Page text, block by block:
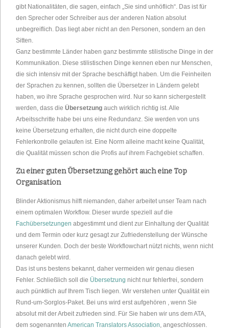
gibt Nationalitäten, die sagen, einfach „Sie sind unhöflich“. Das ist für
den Sprecher oder Schreiber aus der anderen Nation absolut
unbegreiflich. Das liegt aber nicht an den Personen, sondern an den
Sitten.
Ganz bestimmte Länder haben ganz bestimmte stilistische Dinge in der
Kommunikation. Diese stilistischen Dinge kennen eben nur Menschen,
die sich intensiv mit der Sprache beschäftigt haben. Um die Feinheiten
der Sprachen zu kennen, sollten die Übersetzer in Ländern gelebt
haben, wo ihre Sprache gesprochen wird. Nur so kann sichergestellt
werden, dass die Übersetzung auch wirklich richtig ist. Alle
Arbeitsschritte habe bei uns eine Redundanz. Sie werden von uns
keine Übersetzung erhalten, die nicht durch eine doppelte
Fehlerkontrolle gelaufen ist. Eine Norm alleine macht keine Qualität,
die Qualität müssen schon die Profis auf ihrem Fachgebiet schaffen.
Zu einer guten Übersetzung gehört auch eine Top
Organisation
Blinder Aktionismus hilft niemanden, daher arbeitet unser Team nach
einem optimalen Workflow. Dieser wurde speziell auf die
Fachübersetzungen abgestimmt und dient zur Einhaltung der Qualität
und dem Termin oder kurz gesagt zur Zufriedenstellung der Wünsche
unserer Kunden. Doch der beste Workflowchart nützt nichts, wenn nicht
danach gelebt wird.
Das ist uns bestens bekannt, daher vermeiden wir genau diesen
Fehler. Schließlich soll die Übersetzung nicht nur fehlerfrei, sondern
auch pünktlich auf Ihrem Tisch liegen. Wir verstehen unter Qualität ein
Rund-um-Sorglos-Paket. Bei uns wird erst aufgehören , wenn Sie
absolut mit der Arbeit zufrieden sind. Für Sie haben wir uns dem ATA,
dem sogenannten American Translators Association, angeschlossen.